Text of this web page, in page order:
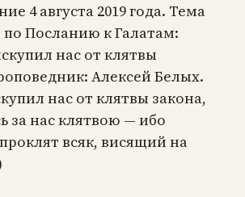
4 августа 2019 года. Тема
Посланию к Галатам:
нас от клятвы
Алексей Белых.
нас от клятвы закона,
за нас клятвою — ибо
всяк, висящий на